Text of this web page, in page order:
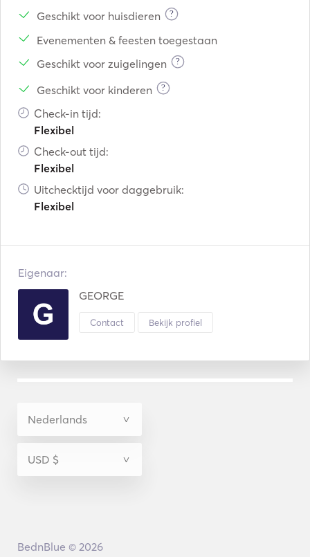
Geschikt voor huisdieren
?
Evenementen & feesten toegestaan
Geschikt voor zuigelingen
?
Geschikt voor kinderen ?
Check-in tijd:
Flexibel
Check-out tijd:
Flexibel
Uitchecktijd voor daggebruik:
Flexibel
Eigenaar:
GEORGE
Contact Bekijk profiel
BednBlue © 2026